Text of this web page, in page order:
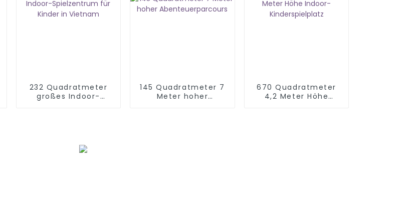
232 Quadratmeter
großes Indoor-
145 Quadratmeter 7
Meter hoher
670 Quadratmeter
4,2 Meter Höhe